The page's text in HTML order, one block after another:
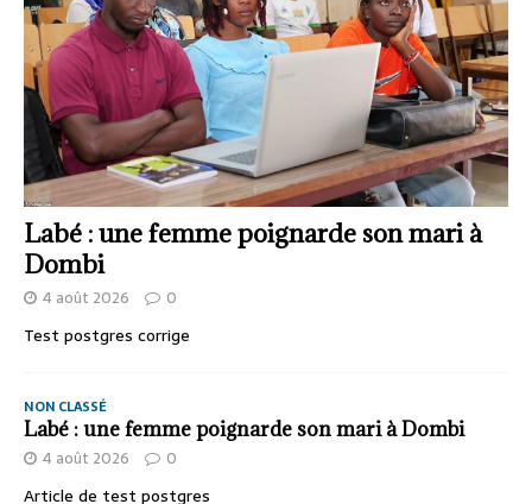
Labé : une femme poignarde son mari à
Dombi
4 août 2026 0
Test postgres corrige
NON CLASSÉ
Labé : une femme poignarde son mari à Dombi
4 août 2026 0
Article de test postgres